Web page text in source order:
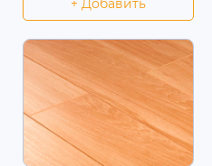
+ Добавить